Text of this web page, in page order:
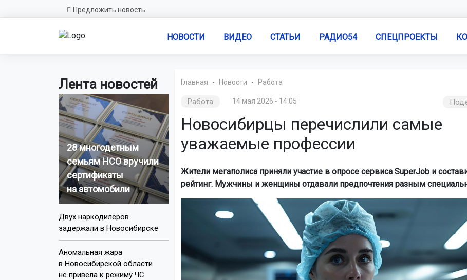
Предложить новость
НОВОСТИ ВИДЕО СТАТЬИ РАДИО54 СПЕЦПРОЕКТЫ
Лента новостей
28 многодетным
семьям НСО вручили
сертификаты
на автомобили
Двух наркодилеров
задержали в Новосибирске
Аномальная жара
в Новосибирской области
не привела к режиму ЧС
Главная Новости Работа
Работа 14 мая 2026 - 14:05
Новосибирцы перечислили самые
уважаемые профессии
Жители мегаполиса приняли участие в опросе сервиса SuperJob и
рейтинг. Мужчины и женщины отдавали предпочтения разным